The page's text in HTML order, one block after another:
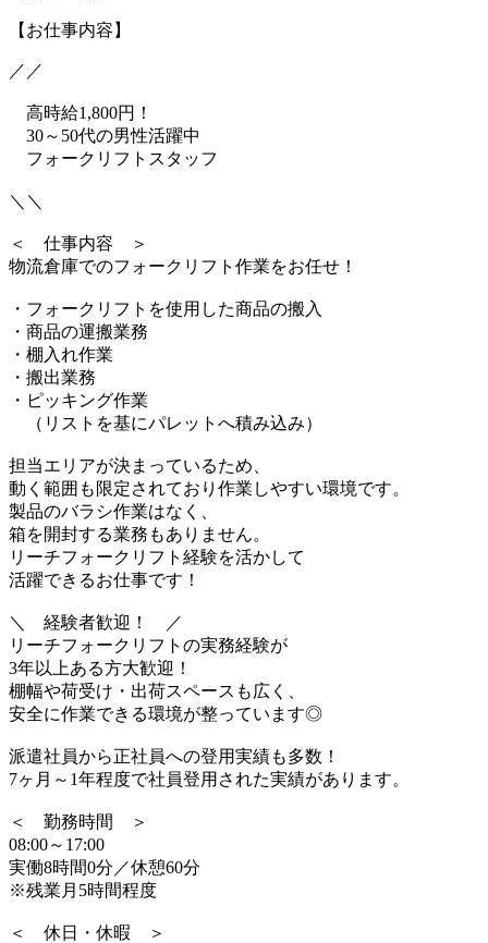
【お仕事内容】
／／
高時給1,800円！
30～50代の男性活躍中
フォークリフトスタッフ
＼＼
＜ 仕事内容 ＞
物流倉庫でのフォークリフト作業をお任せ！
・フォークリフトを使用した商品の搬入
・商品の運搬業務
・棚入れ作業
・搬出業務
・ピッキング作業
（リストを基にパレットへ積み込み）
担当エリアが決まっているため、
動く範囲も限定されており作業しやすい環境です。
製品のバラシ作業はなく、
箱を開封する業務もありません。
リーチフォークリフト経験を活かして
活躍できるお仕事です！
＼ 経験者歓迎！ ／
リーチフォークリフトの実務経験が
3年以上ある方大歓迎！
棚幅や荷受け・出荷スペースも広く、
安全に作業できる環境が整っています◎
派遣社員から正社員への登用実績も多数！
7ヶ月～1年程度で社員登用された実績があります。
＜ 勤務時間 ＞
08:00～17:00
実働8時間0分／休憩60分
※残業月5時間程度
＜ 休日・休暇 ＞